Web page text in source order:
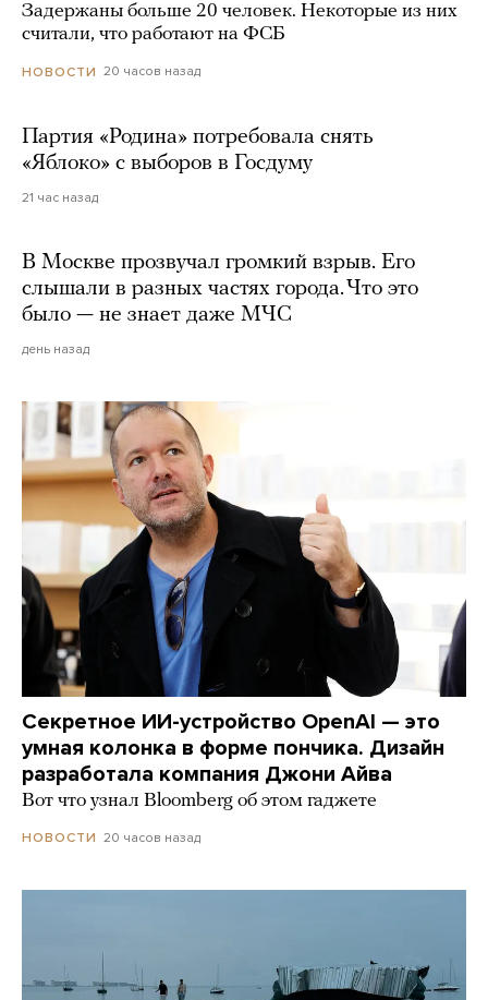
Задержаны больше 20 человек. Некоторые из них
считали, что работают на ФСБ
НОВОСТИ 20 часов назад
Партия «Родина» потребовала снять
«Яблоко» с выборов в Госдуму
21 час назад
В Москве прозвучал громкий взрыв. Его
слышали в разных частях города. Что это
было — не знает даже МЧС
день назад
Секретное ИИ-устройство OpenAI — это
умная колонка в форме пончика. Дизайн
разработала компания Джони Айва
Вот что узнал Bloomberg об этом гаджете
НОВОСТИ 20 часов назад